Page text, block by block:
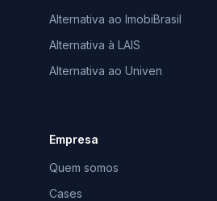
Alternativa ao ImobiBrasil
Alternativa à LAIS
Alternativa ao Univen
Empresa
Quem somos
Cases